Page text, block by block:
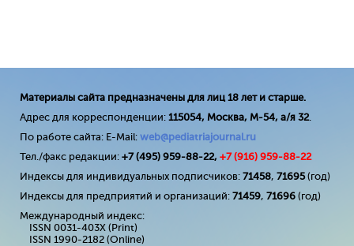
Материалы сайта предназначены для лиц 18 лет и старше.
Адрес для корреспонденции: 115054, Москва, М-54, а/я 32.
По работе сайта: E-Mail: web@pediatriajournal.ru
Тел./факс редакции: +7 (495) 959-88-22, +7 (916) 959-88-22
Индексы для индивидуальных подписчиков: 71458, 71695(год)
Индексы для предприятий и организаций: 71459, 71696 (год)
Международный индекс:
ISSN 0031-403X (Print)
ISSN 1990-2182 (Online)